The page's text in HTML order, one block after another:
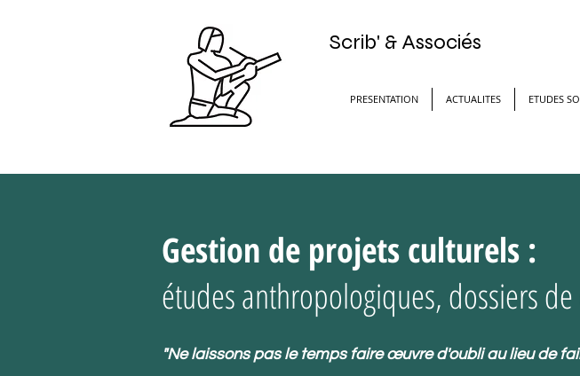
Scrib' & Associés
PRESENTATION ACTUALITES ETUDES
Gestion de projets culturels :
études anthropologiques, dossiers
"Ne laissons pas le temps faire œuvre d'oubli au lieu de